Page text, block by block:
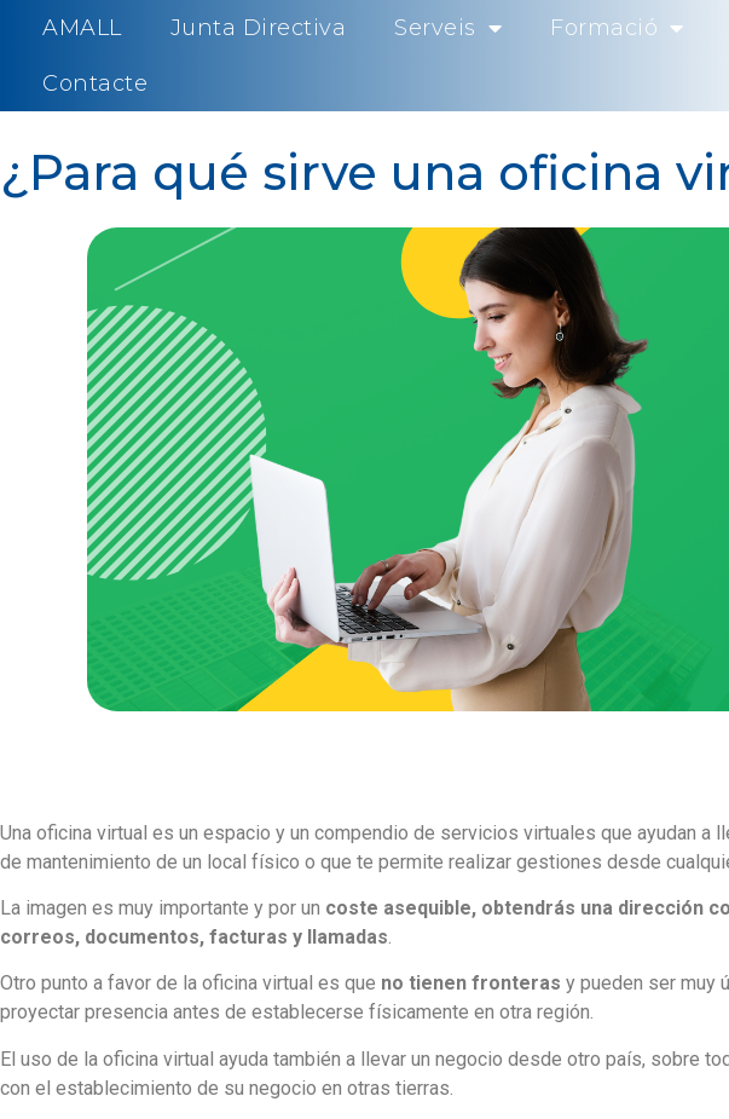
AMALL Junta Directiva Serveis Formació
Contacte
¿Para qué sirve una oficina
Una oficina virtual es un espacio y un compendio de servicios virtuales que ayudan
de mantenimiento de un local físico o que te permite realizar gestiones desde
La imagen es muy importante y por un coste asequible, obtendrás una dirección
correos, documentos, facturas y llamadas.
Otro punto a favor de la oficina virtual es que no tienen fronteras y pueden ser muy
proyectar presencia antes de establecerse físicamente en otra región.
El uso de la oficina virtual ayuda también a llevar un negocio desde otro país, sobre
con el establecimiento de su negocio en otras tierras.